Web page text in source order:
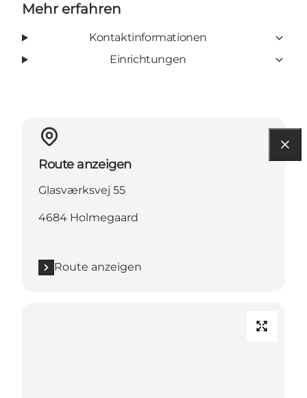
Mehr erfahren
Kontaktinformationen
Einrichtungen
Route anzeigen
Glasværksvej 55
4684 Holmegaard
Route anzeigen